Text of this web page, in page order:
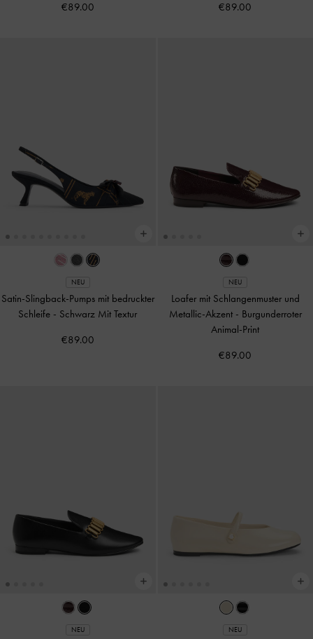
€89.00 €89.00
NEU
Satin-Slingback-Pumps mit bedruckter
Schleife - Schwarz Mit Textur
€89.00
NEU
Loafer mit Schlangenmuster und
Metallic-Akzent - Burgunderroter
Animal-Print
€89.00
NEU NEU